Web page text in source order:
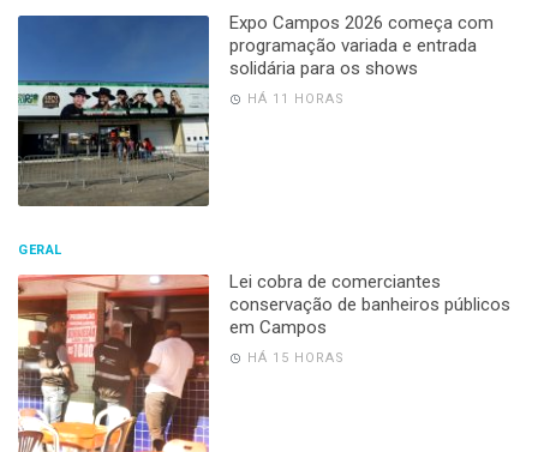
Expo Campos 2026 começa com
programação variada e entrada
solidária para os shows
HÁ 11 HORAS
GERAL
Lei cobra de comerciantes
conservação de banheiros públicos
em Campos
HÁ 15 HORAS